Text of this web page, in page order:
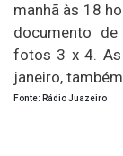
manhã às 18
documento
fotos 3 x 4. As
janeiro,
Fonte: Rádio Juazeiro